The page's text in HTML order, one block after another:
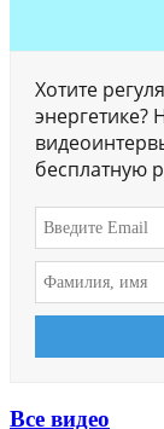
Хотите
энергетике?
бесплатную
Все видео